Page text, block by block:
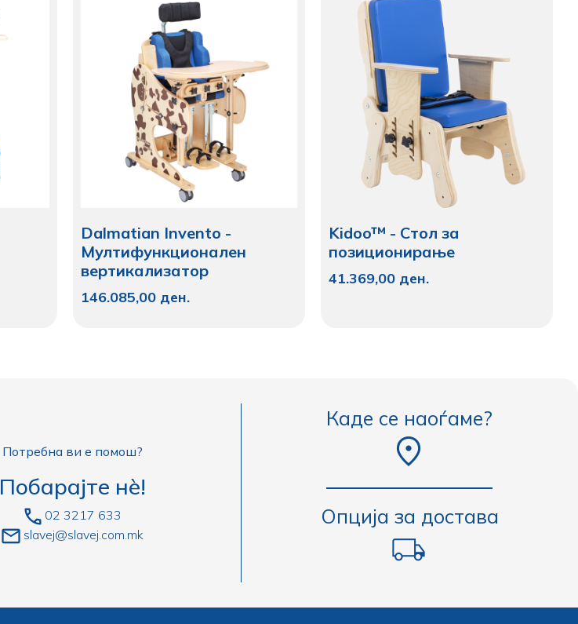
Dalmatian Invento -
Мултифункционален
вертикализатор
146.085,00 ден.
Kidoo™ - Стол за
позиционирање
41.369,00 ден.
Потребна ви е помош?
Побарајте нè!
02 3217 633
slavej@slavej.com.mk
Каде се наоѓаме?
Опција за достава